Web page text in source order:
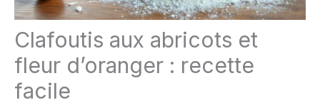
Clafoutis aux abricots et
fleur d’oranger : recette
facile